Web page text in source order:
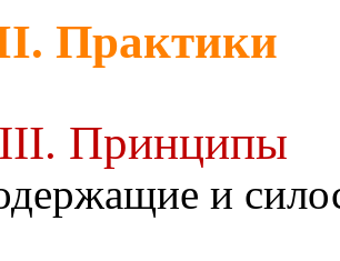
Практики
III. Принципы
и